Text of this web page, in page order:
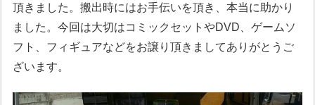
頂きました。搬出時にはお手伝いを頂き、本当に助かり
ました。今回は大切はコミックセットやDVD、ゲームソ
フト、フィギュアなどをお譲り頂きましてありがとうご
ざいます。